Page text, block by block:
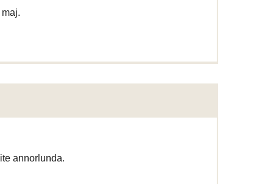
annorlunda.